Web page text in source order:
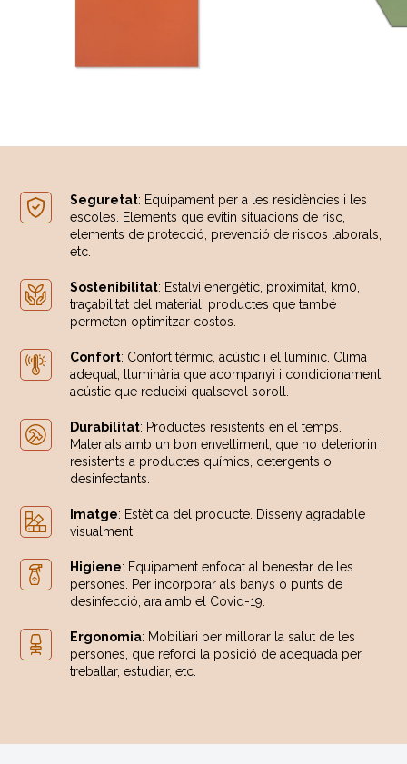
Seguretat: Equipament per a les residències i les
escoles. Elements que evitin situacions de risc,
elements de protecció, prevenció de riscos laborals,
etc.
Sostenibilitat: Estalvi energètic, proximitat, km0,
traçabilitat del material, productes que també
permeten optimitzar costos.
Confort: Confort tèrmic, acústic i el lumínic. Clima
adequat, lluminària que acompanyi i condicionament
acústic que redueixi qualsevol soroll.
Durabilitat: Productes resistents en el temps.
Materials amb un bon envelliment, que no deteriorin i
resistents a productes químics, detergents o
desinfectants.
Imatge: Estètica del producte. Disseny agradable
visualment.
Higiene: Equipament enfocat al benestar de les
persones. Per incorporar als banys o punts de
desinfecció, ara amb el Covid-19.
Ergonomia: Mobiliari per millorar la salut de les
persones, que reforci la posició de adequada per
treballar, estudiar, etc.